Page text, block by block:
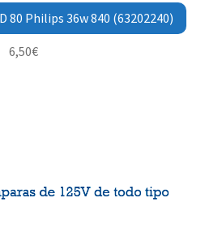
80 Philips 36w 840 (63202240)
6,50€